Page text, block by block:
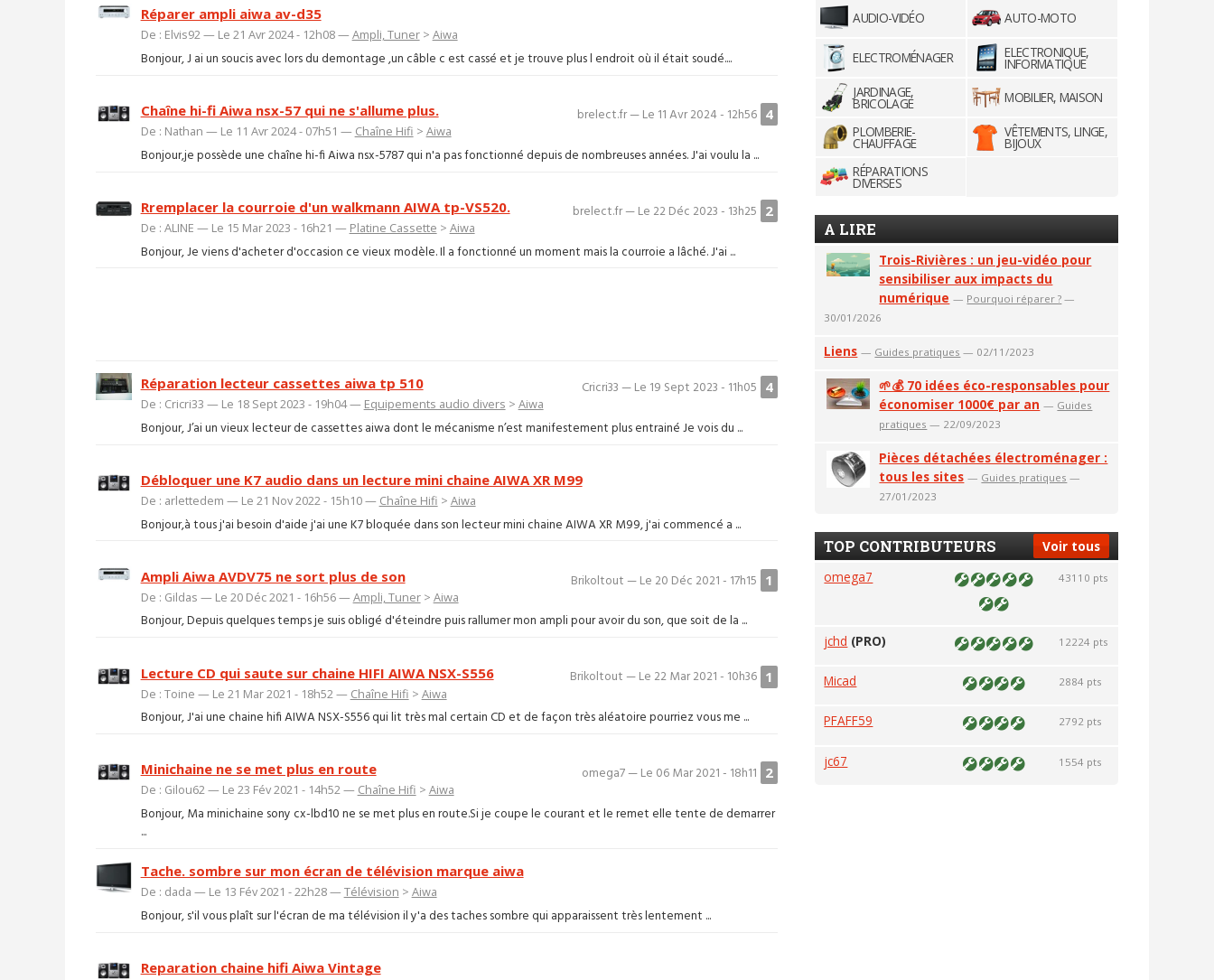
Réparer ampli aiwa av-d35
De : Elvis92 — Le 21 Avr 2024 - 12h08 —Ampli, Tuner> Aiwa
Bonjour, J ai un soucis avec lors du demontage ,un câble c est cassé et je trouve plus l endroit où il était soudé....
4
brelect.fr — Le 11 Avr 2024 - 12h56
Chaîne hi-fi Aiwa nsx-57 qui ne s'allume plus.
De : Nathan — Le 11 Avr 2024 - 07h51 — Chaîne Hifi > Aiwa
Bonjour,je possède une chaîne hi-fi Aiwa nsx-5787 qui n'a pas fonctionné depuis de nombreuses années. J'ai voulu la ...
2
brelect.fr — Le 22 Déc 2023 - 13h25
Rremplacer la courroie d'un walkmann AIWA tp-VS520.
De : ALINE — Le 15 Mar 2023 - 16h21 — Platine Cassette > Aiwa
Bonjour, Je viens d'acheter d'occasion ce vieux modèle. Il a fonctionné un moment mais la courroie a lâché. J'ai ...
4
Cricri33 — Le 19 Sept 2023 - 11h05
Réparation lecteur cassettes aiwa tp 510
De : Cricri33 — Le 18 Sept 2023 - 19h04 — Equipements audio divers > Aiwa
Bonjour, J’ai un vieux lecteur de cassettes aiwa dont le mécanisme n’est manifestement plus entrainé Je vois du ...
Débloquer une K7 audio dans un lecture mini chaine AIWA XR M99
De : arlettedem — Le 21 Nov 2022 - 15h10 — Chaîne Hifi > Aiwa
Bonjour,à tous j'ai besoin d'aide j'ai une K7 bloquée dans son lecteur mini chaine AIWA XR M99, j'ai commencé a ...
1
Brikoltout — Le 20 Déc 2021 - 17h15
Ampli Aiwa AVDV75 ne sort plus de son
De : Gildas — Le 20 Déc 2021 - 16h56 —Ampli, Tuner> Aiwa
Bonjour, Depuis quelques temps je suis obligé d'éteindre puis rallumer mon ampli pour avoir du son, que soit de la ...
1
Brikoltout — Le 22 Mar 2021 - 10h36
Lecture CD qui saute sur chaine HIFI AIWA NSX-S556
De : Toine — Le 21 Mar 2021 - 18h52 — Chaîne Hifi > Aiwa
Bonjour, J'ai une chaine hifi AIWA NSX-S556 qui lit très mal certain CD et de façon très aléatoire pourriez vous me ...
2
omega7 — Le 06 Mar 2021 - 18h11
Minichaine ne se met plus en route
De : Gilou62 — Le 23 Fév 2021 - 14h52 — Chaîne Hifi > Aiwa
Bonjour, Ma minichaine sony cx-lbd10 ne se met plus en route.Si je coupe le courant et le remet elle tente de demarrer
...
Tache. sombre sur mon écran de télévision marque aiwa
De : dada — Le 13 Fév 2021 - 22h28 —Télévision > Aiwa
Bonjour, s'il vous plaît sur l'écran de ma télévision il y'a des taches sombre qui apparaissent très lentement ...
Reparation chaine hifi Aiwa Vintage
AUDIO-VIDÉO AUTO-MOTO
ELECTROMÉNAGER ELECTRONIQUE,
INFORMATIQUE
JARDINAGE,
BRICOLAGE
MOBILIER, MAISON
PLOMBERIE-
CHAUFFAGE
VÊTEMENTS, LINGE,
BIJOUX
RÉPARATIONS
DIVERSES
A LIRE
Trois-Rivières : un jeu-vidéo pour
sensibiliser aux impacts du
numérique — Pourquoi réparer ? —
30/01/2026
Liens — Guides pratiques — 02/11/2023
🌱💰 70 idées éco-responsables pour
économiser 1000€ par an — Guides
pratiques — 22/09/2023
Pièces détachées électroménager :
tous les sites — Guides pratiques —
27/01/2023
Voir tous
TOP CONTRIBUTEURS
omega7 43110 pts
jchd (PRO) 12224 pts
Micad 2884 pts
PFAFF59 2792 pts
jc67 1554 pts